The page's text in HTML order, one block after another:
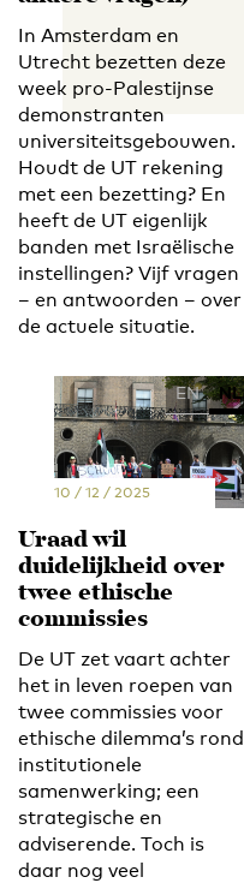
In Amsterdam en
Utrecht bezetten deze
week pro-Palestijnse
demonstranten
universiteitsgebouwen.
Houdt de UT rekening
met een bezetting? En
heeft de UT eigenlijk
banden met Israëlische
instellingen? Vijf vragen
– en antwoorden – over
de actuele situatie.
EN NL
10 / 12 / 2025
Uraad wil
duidelijkheid over
twee ethische
commissies
De UT zet vaart achter
het in leven roepen van
twee commissies voor
ethische dilemma’s rond
institutionele
samenwerking; een
strategische en
adviserende. Toch is
daar nog veel